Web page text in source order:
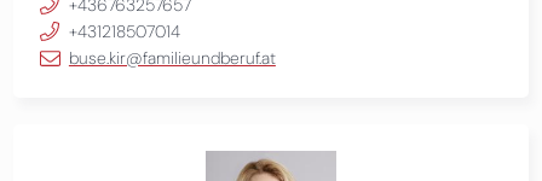
+436763257657
+431218507014
buse.kir@familieundberuf.at